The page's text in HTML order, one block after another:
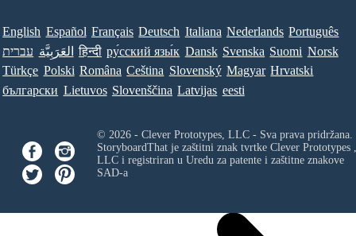
English Español Français Deutsch Italiana Nederlands Português
עברית العَرَبِيَّة हिन्दी ру́сский язы́к Dansk Svenska Suomi Norsk
Türkçe Polski Româna Ceština Slovenský Magyar Hrvatski
български Lietuvos Slovenščina Latvijas eesti
© 2026 - Clever Prototypes, LLC - Sva prava pridržana.
StoryboardThat je zaštitni znak tvrtke Clever Prototypes ,
LLCi registriran u Uredu za patente i zaštitne znakove
SAD-a